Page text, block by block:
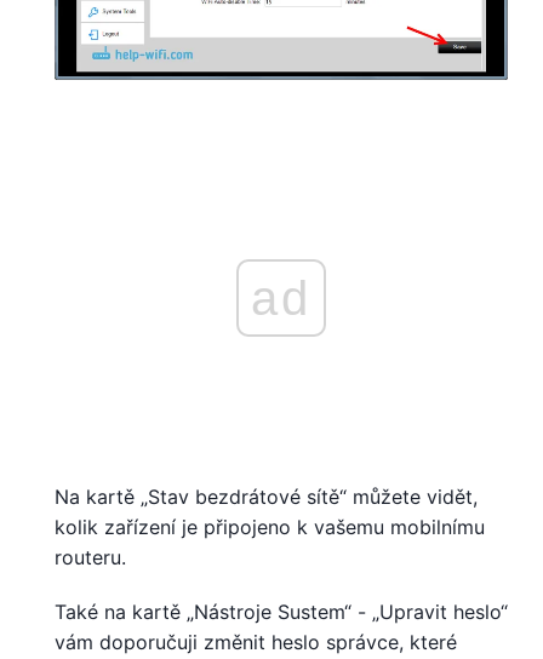
ad
Na kartě „Stav bezdrátové sítě“ můžete vidět,
kolik zařízení je připojeno k vašemu mobilnímu
routeru.
Také na kartě „Nástroje Sustem“ - „Upravit heslo“
vám doporučuji změnit heslo správce, které